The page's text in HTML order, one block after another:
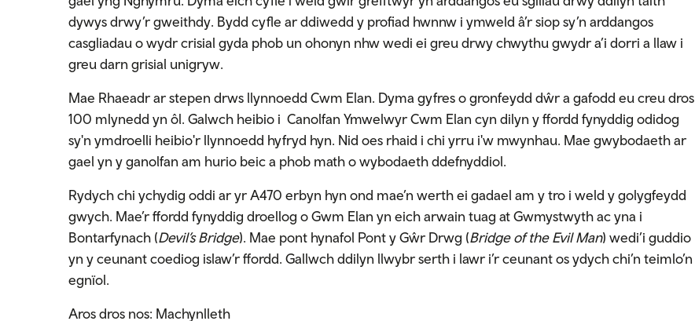
dywys drwy’r gweithdy. Bydd cyfle ar ddiwedd y profiad hwnnw i ymweld â’r siop sy’n arddangos
casgliadau o wydr crisial gyda phob un ohonyn nhw wedi ei greu drwy chwythu gwydr a’i dorri a llaw i
greu darn grisial unigryw.
Mae Rhaeadr ar stepen drws llynnoedd Cwm Elan. Dyma gyfres o gronfeydd dŵr a gafodd eu creu dros
100 mlynedd yn ôl. Galwch heibio i Canolfan Ymwelwyr Cwm Elan cyn dilyn y ffordd fynyddig odidog
sy'n ymdroelli heibio'r llynnoedd hyfryd hyn. Nid oes rhaid i chi yrru i'w mwynhau. Mae gwybodaeth ar
gael yn y ganolfan am hurio beic a phob math o wybodaeth ddefnyddiol.
Rydych chi ychydig oddi ar yr A470 erbyn hyn ond mae’n werth ei gadael am y tro i weld y golygfeydd
gwych. Mae’r ffordd fynyddig droellog o Gwm Elan yn eich arwain tuag at Gwmystwyth ac yna i
Bontarfynach (Devil’s Bridge). Mae pont hynafol Pont y Gŵr Drwg (Bridge of the Evil Man) wedi’i guddio
yn y ceunant coediog islaw’r ffordd. Gallwch ddilyn llwybr serth i lawr i’r ceunant os ydych chi’n teimlo’n
egnïol.
Aros dros nos: Machynlleth